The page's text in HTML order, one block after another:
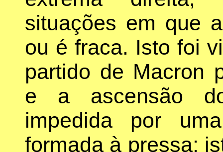
situações em que
ou é fraca. Isto foi
partido de Macron
e a ascensão
impedida por
formada à pressa;